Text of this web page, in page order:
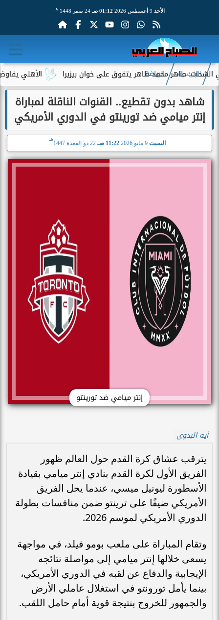
الأحد 01:12 صـ 24 صفر 1448 هـ
الأهلي يفاوض أحمد عبد محمد طاهر يتفوق على خوان بيزيرا
الرئيسية الرياضة
شاهد بدون تقطيع.. القنوات الناقلة لمباراة
إنتر ميامي ضد تورينتو في الدوري الأمريكي
السبت 11:22 صـ 22 ذو القعدة 1447
هـ
إنتر ميامي ضد تورينتو
آيه البدوى
يترقب عشاق كرة القدم حول العالم ظهور
الفريق الأول لكرة القدم بنادي إنتر ميامي بقيادة
الأسطورة ليونيل ميسي، عندما يحل الفريق
الأمريكي ضيفًا على ترينتو ضمن منافسات بطولة
الدوري الأمريكي لموسم 2026.
وتقام المباراة على ملعب بومو فيلد، في مواجهة
يسعى خلالها إنتر ميامي إلى مواصلة نتائجه
الإيجابية والدفاع عن لقبه في الدوري الأمريكي،
بينما يأمل تورونتو في استغلال عاملي الأرض
والجمهور للخروج بنتيجة قوية أمام حامل اللقب.